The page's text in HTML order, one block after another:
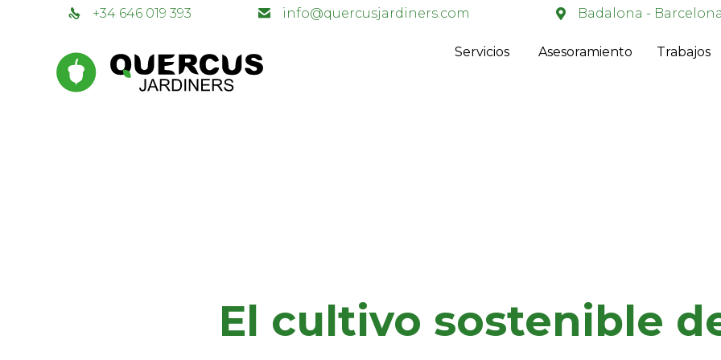
+34 646 019 393 info@quercusjardiners.com
Badalona - Barcelona
Servicios Asesoramiento Trabajos
El cultivo sostenible